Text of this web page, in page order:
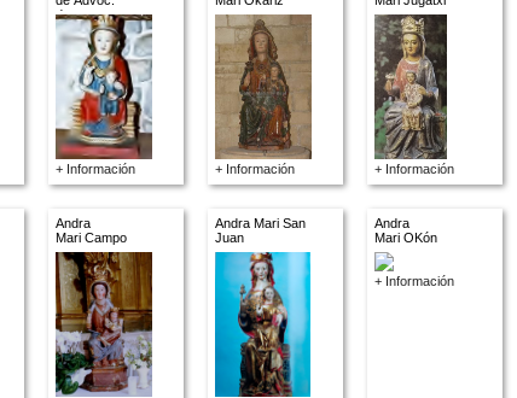
descon.
+ Información + Información + Información
Andra
Mari Campo
Andra Mari San
Juan
Andra
Mari OKón
+ Información